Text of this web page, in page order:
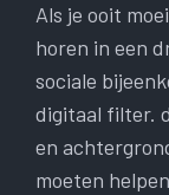
Als je ooit
horen in een
sociale
digitaal filter.
en
moeten